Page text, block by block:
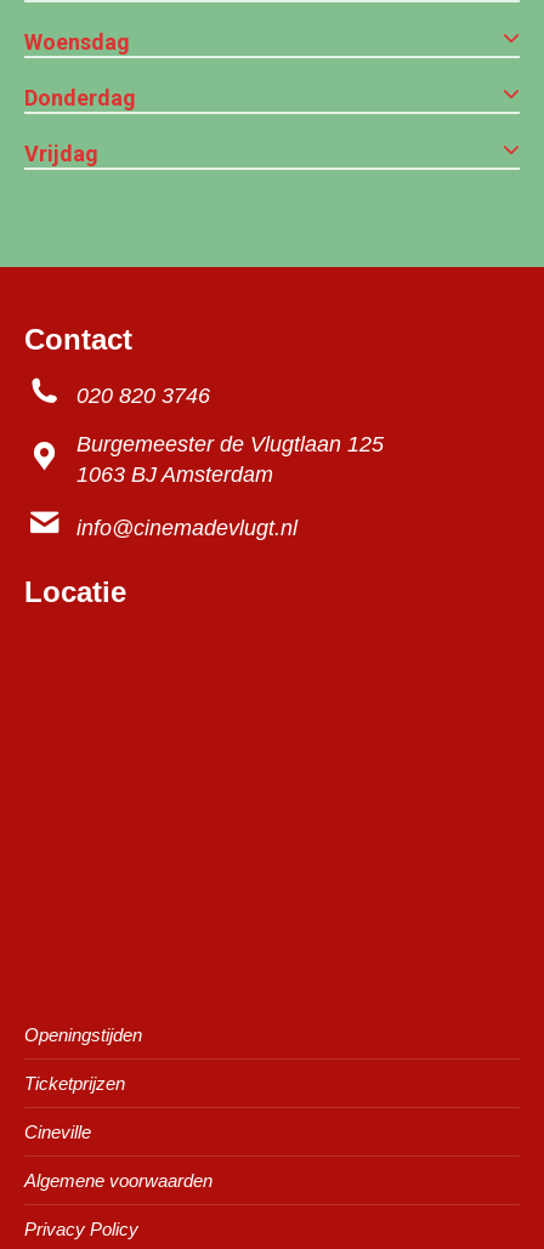
Woensdag
Donderdag
Vrijdag
Contact
020 820 3746
Burgemeester de Vlugtlaan 125
1063 BJ Amsterdam
info@cinemadevlugt.nl
Locatie
Openingstijden
Ticketprijzen
Cineville
Algemene voorwaarden
Privacy Policy